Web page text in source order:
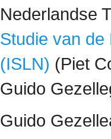
Nederlandse
Studie van de
(ISLN) (Piet
Guido
Guido